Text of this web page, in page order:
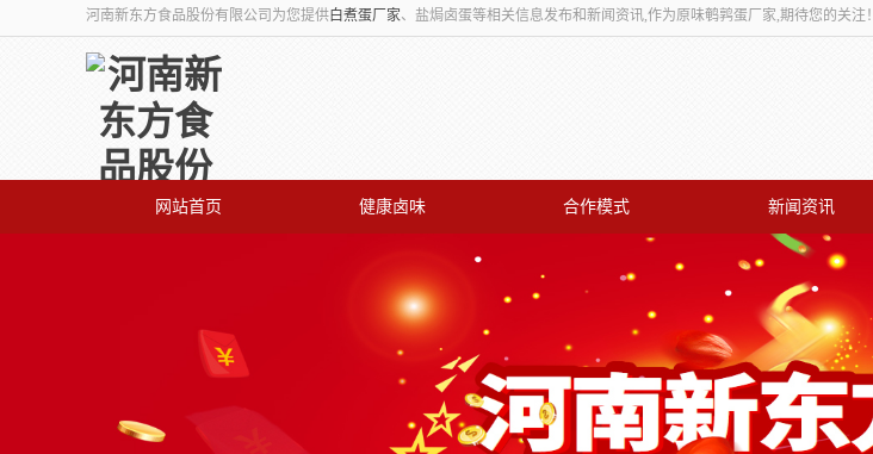
河南新东方食品股份有限公司为您提供白煮蛋厂家、盐焗卤蛋等相关信息发布和新闻资讯,作为原味鹌鹑蛋厂家,期待您的关注！
网站首页 健康卤味 合作模式 新闻资讯